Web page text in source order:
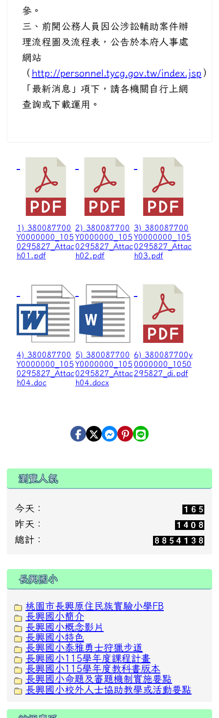
參。
三、前開公務人員因公涉訟輔助案件辦
理流程圖及流程表，公告於本府人事處
網站
（ http://personnel.tycg.gov.tw/index.jsp ）
「最新消息」項下，請各機關自行上網
查詢或下載運用。
1) 380087700
Y0000000_105
0295827_Attac
h01.pdf
2) 380087700
Y0000000_105
0295827_Attac
h02.pdf
3) 380087700
Y0000000_105
0295827_Attac
h03.pdf
4) 380087700
Y0000000_105
0295827_Attac
h04.doc
5) 380087700
Y0000000_105
0295827_Attac
h04.docx
6) 380087700y
0000000_1050
295827_di.pdf
瀏覽人氣
今天：
昨天：
總計：
:::
長興國小
桃園市長興原住民族實驗小學FB
長興國小簡介
長興國小概念影片
長興國小特色
長興國小泰雅勇士狩獵步道
長興國小115學年度課程計畫
長興國小115學年度教科書版本
長興國小命題及審題機制實施要點
長興國小校外人士協助教學或活動要點